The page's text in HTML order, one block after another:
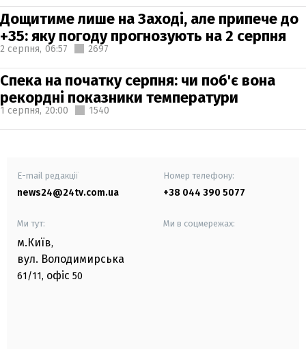
Дощитиме лише на Заході, але припече до
+35: яку погоду прогнозують на 2 серпня
2 серпня, 06:57 2697
Спека на початку серпня: чи поб'є вона
рекордні показники температури
1 серпня, 20:00 1540
E-mail редакції
news24@24tv.com.ua
Номер телефону:
+38 044 390 5077
Ми тут:
м.Київ,
вул. Володимирська
61/11, офіс 50
Ми в соцмережах: